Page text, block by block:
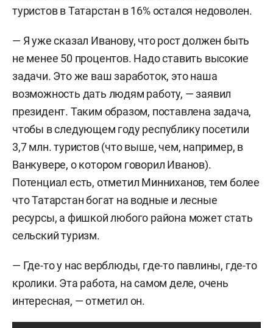
туристов в Татарстан в 16% остался недоволен.
— Я уже сказал Иванову, что рост должен быть
не менее 50 процентов. Надо ставить высокие
задачи. Это же ваш заработок, это наша
возможность дать людям работу, — заявил
президент. Таким образом, поставлена задача,
чтобы в следующем году республику посетили
3,7 млн. туристов (что выше, чем, например, в
Ванкувере, о котором говорил Иванов).
Потенциал есть, отметил Минниханов, тем более
что Татарстан богат на водные и лесные
ресурсы, а фишкой любого района может стать
сельский туризм.
— Где-то у нас верблюды, где-то павлины, где-то
кролики. Эта работа, на самом деле, очень
интересная, — отметил он.